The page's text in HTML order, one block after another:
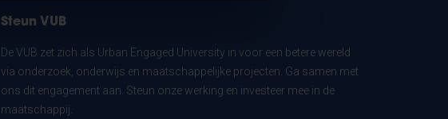
Steun VUB
De VUB zet zich als Urban Engaged University in voor een betere wereld
via onderzoek, onderwijs en maatschappelijke projecten. Ga samen met
ons dit engagement aan. Steun onze werking en investeer mee in de
maatschappij.